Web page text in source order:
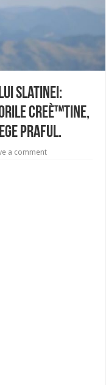
Slatinei:
creÈ™tine,
praful.
a comment